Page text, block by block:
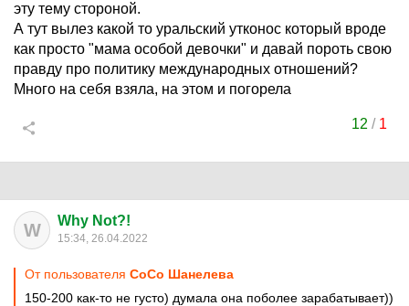
эту тему стороной.
А тут вылез какой то уральский утконос который вроде
как просто "мама особой девочки" и давай пороть свою
правду про политику международных отношений?
Много на себя взяла, на этом и погорела
12 / 1
W Why Not?!
15:34, 26.04.2022
От пользователя CoCo Шанелева
150-200 как-то не густо) думала она поболее зарабатывает))